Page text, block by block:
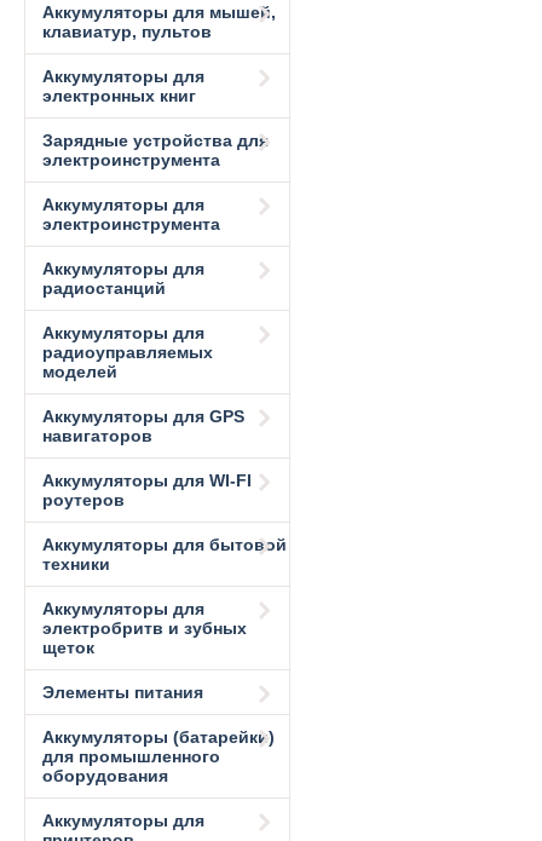
Аккумуляторы для мышей,
клавиатур, пультов
Аккумуляторы для
электронных книг
Зарядные устройства для
электроинструмента
Аккумуляторы для
электроинструмента
Аккумуляторы для
радиостанций
Аккумуляторы для
радиоуправляемых
моделей
Аккумуляторы для GPS
навигаторов
Аккумуляторы для WI-FI
роутеров
Аккумуляторы для бытовой
техники
Аккумуляторы для
электробритв и зубных
щеток
Элементы питания
Аккумуляторы (батарейки)
для промышленного
оборудования
Аккумуляторы для